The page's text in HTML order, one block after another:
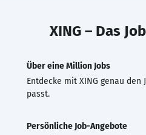
XING – Das
Über eine Million Jobs
Entdecke mit XING genau den
passt.
Persönliche Job-Angebote